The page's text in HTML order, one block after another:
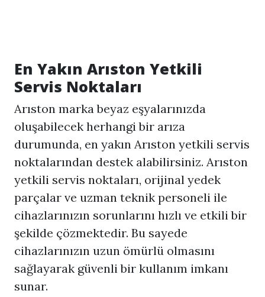
En Yakın Arıston Yetkili
Servis Noktaları
Arıston marka beyaz eşyalarınızda
oluşabilecek herhangi bir arıza
durumunda, en yakın Arıston yetkili servis
noktalarından destek alabilirsiniz. Arıston
yetkili servis noktaları, orijinal yedek
parçalar ve uzman teknik personeli ile
cihazlarınızın sorunlarını hızlı ve etkili bir
şekilde çözmektedir. Bu sayede
cihazlarınızın uzun ömürlü olmasını
sağlayarak güvenli bir kullanım imkanı
sunar.